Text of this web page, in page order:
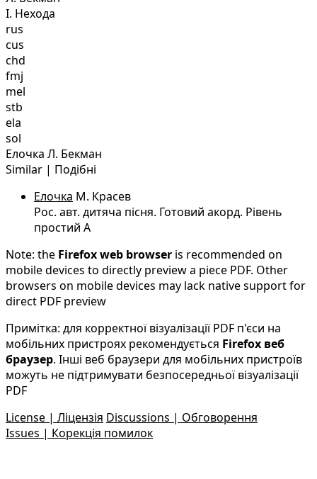
І. Нехода
rus
cus
chd
fmj
mel
stb
ela
sol
Елочка Л. Бекман
Similar | Подібні
Елочка М. Красев
Рос. авт. дитяча пісня. Готовий акорд. Рівень
простий A
Note: the Firefox web browser is recommended on
mobile devices to directly preview a piece PDF. Other
browsers on mobile devices may lack native support for
direct PDF preview
Примітка: для корректної візуалізації PDF п'єси на
мобільних пристроях рекомендується Firefox веб
браузер. Інші веб браузери для мобільних пристроїв
можуть не підтримувати безпосередньої візуалізації
PDF
License | Ліцензія Discussions | Обговорення
Issues | Корекція помилок